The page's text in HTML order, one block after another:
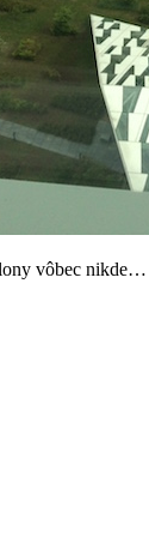
vôbec